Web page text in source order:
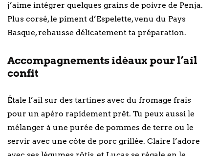
j’aime intégrer quelques grains de poivre de Penja.
Plus corsé, le piment d’Espelette, venu du Pays
Basque, rehausse délicatement ta préparation.
Accompagnements idéaux pour l’ail
confit
Étale l’ail sur des tartines avec du fromage frais
pour un apéro rapidement prêt. Tu peux aussi le
mélanger à une purée de pommes de terre ou le
servir avec une côte de porc grillée. Claire l’adore